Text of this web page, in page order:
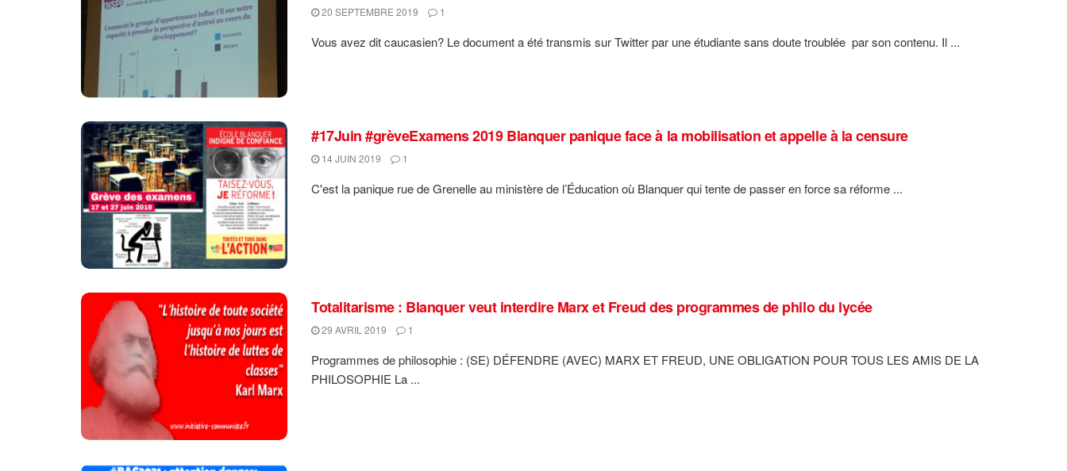
20 SEPTEMBRE 2019 1
Vous avez dit caucasien? Le document a été transmis sur Twitter par une étudiante sans doute troublée par son contenu. Il ...
#17Juin #grèveExamens 2019 Blanquer panique face à la mobilisation et appelle à la censure
14 JUIN 2019 1
C'est la panique rue de Grenelle au ministère de l’Éducation où Blanquer qui tente de passer en force sa réforme ...
Totalitarisme : Blanquer veut interdire Marx et Freud des programmes de philo du lycée
29 AVRIL 2019 1
Programmes de philosophie : (SE) DÉFENDRE (AVEC) MARX ET FREUD, UNE OBLIGATION POUR TOUS LES AMIS DE LA
PHILOSOPHIE La ...